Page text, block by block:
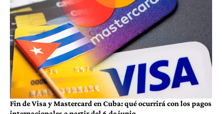
Fin de Visa y Mastercard en Cuba: qué ocurrirá con los pagos